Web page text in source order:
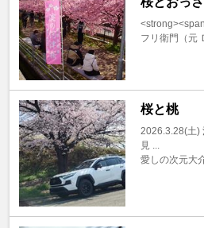
フリ衛門（元
桜と桃
2026.3.28(土)
見 ...
愛しの次元大